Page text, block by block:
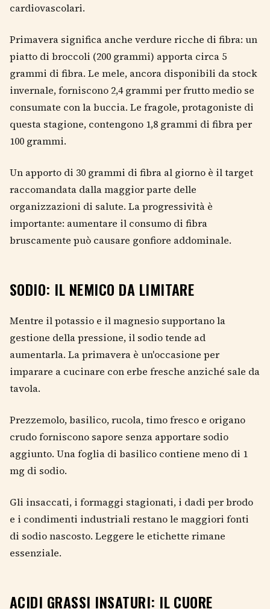
cardiovascolari.
Primavera significa anche verdure ricche di fibra: un
piatto di broccoli (200 grammi) apporta circa 5
grammi di fibra. Le mele, ancora disponibili da stock
invernale, forniscono 2,4 grammi per frutto medio se
consumate con la buccia. Le fragole, protagoniste di
questa stagione, contengono 1,8 grammi di fibra per
100 grammi.
Un apporto di 30 grammi di fibra al giorno è il target
raccomandata dalla maggior parte delle
organizzazioni di salute. La progressività è
importante: aumentare il consumo di fibra
bruscamente può causare gonfiore addominale.
SODIO: IL NEMICO DA LIMITARE
Mentre il potassio e il magnesio supportano la
gestione della pressione, il sodio tende ad
aumentarla. La primavera è un'occasione per
imparare a cucinare con erbe fresche anziché sale da
tavola.
Prezzemolo, basilico, rucola, timo fresco e origano
crudo forniscono sapore senza apportare sodio
aggiunto. Una foglia di basilico contiene meno di 1
mg di sodio.
Gli insaccati, i formaggi stagionati, i dadi per brodo
e i condimenti industriali restano le maggiori fonti
di sodio nascosto. Leggere le etichette rimane
essenziale.
ACIDI GRASSI INSATURI: IL CUORE